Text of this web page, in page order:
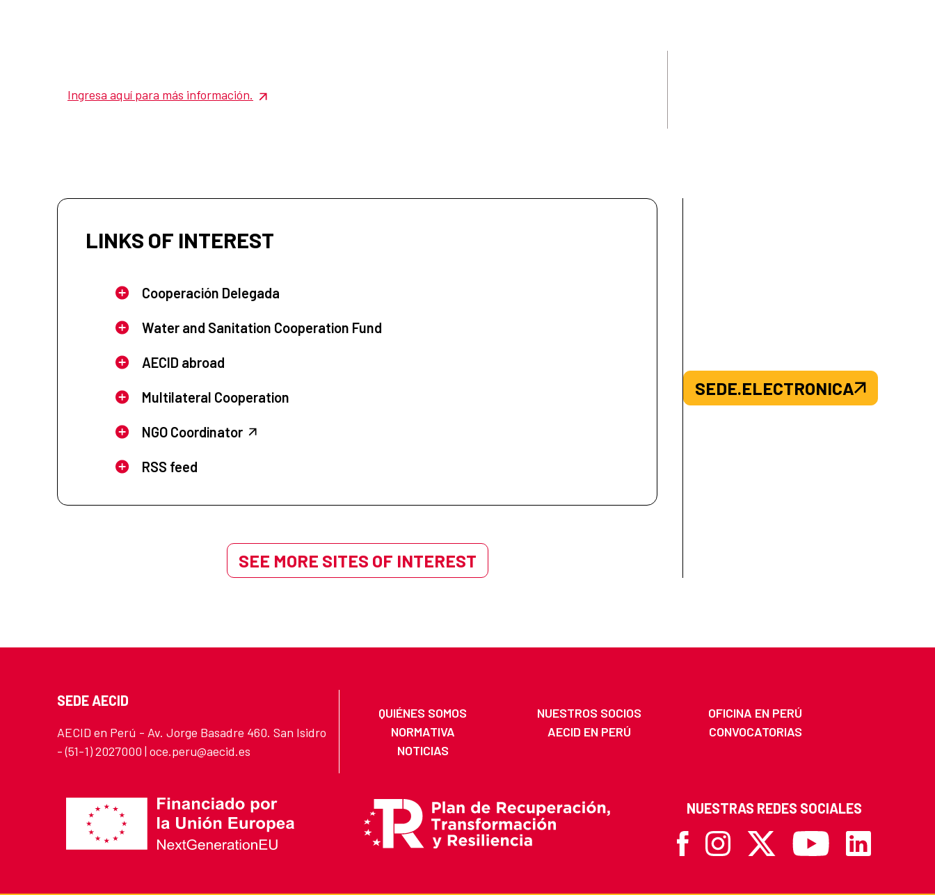
Ingresa aquí para más información.
LINKS OF INTEREST
Cooperación Delegada
Water and Sanitation Cooperation Fund
AECID abroad
Multilateral Cooperation
NGO Coordinator
RSS feed
SEE MORE SITES OF INTEREST
SEDE.ELECTRONICA
SEDE AECID
AECID en Perú - Av. Jorge Basadre 460. San Isidro
- (51-1) 2027000 | oce.peru@aecid.es
QUIÉNES SOMOS NUESTROS SOCIOS
OFICINA EN PERÚ
NORMATIVA
AECID EN PERÚ
CONVOCATORIAS
NOTICIAS
NUESTRAS REDES SOCIALES
FacebookInstagram
X Youtube Linkedin